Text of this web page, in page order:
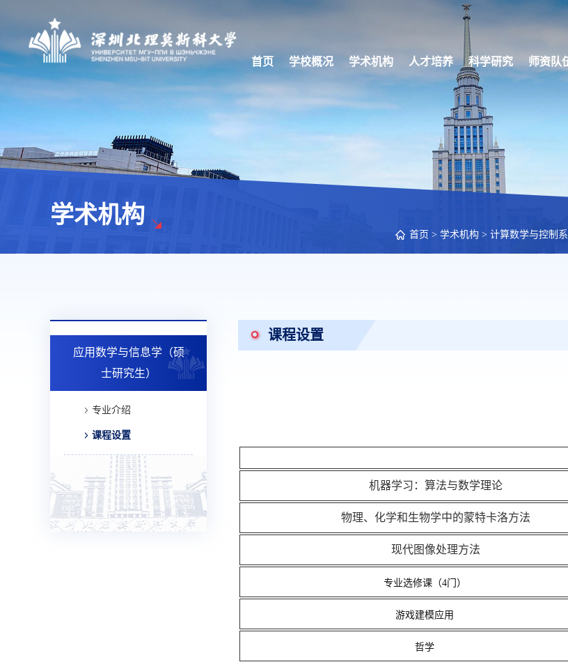
首页 学校概况 学术机构 人才培养 科学研究 师资队
学术机构
首页 > 学术机构 > 计算数学与控制系
应用数学与信息学（硕
士研究生）
专业介绍
课程设置
课程设置
机器学习：算法与数学理论
物理、化学和生物学中的蒙特卡洛方法
现代图像处理方法
专业选修课（4门）
游戏建模应用
哲学